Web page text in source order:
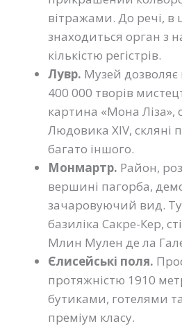
вітражами. До речі, в
знаходиться орган з
кількістю регістрів.
Лувр. Музей
400 000 творів
картина «Мона Ліза»,
Людовика XIV, скляні
багато іншого.
Монмартр. Район,
вершині пагорба,
зачаровуючий вид.
базиліка Сакре-Кер,
Млин Мулен де ла
Єлисейські поля.
протяжністю 1910
бутиками, готелями
преміум класу.